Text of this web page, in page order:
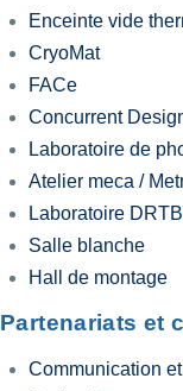
Enceinte vide
CryoMat
FACe
Concurrent
Laboratoire de
Atelier meca /
Laboratoire
Salle blanche
Hall de montage
Partenariats et
Communication